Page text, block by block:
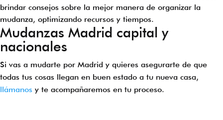
brindar consejos sobre la mejor manera de organizar la
mudanza, optimizando recursos y tiempos.
Mudanzas Madrid capital y
nacionales
Si vas a mudarte por Madrid y quieres asegurarte de que
todas tus cosas llegan en buen estado a tu nueva casa,
llámanos y te acompañaremos en tu proceso.